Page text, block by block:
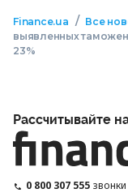
Finance.ua / Все
выявленных
23%
Рассчитывайте
0 800 307 555